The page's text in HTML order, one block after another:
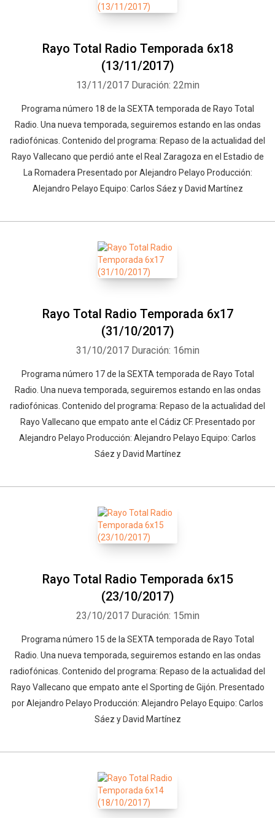
Rayo Total Radio Temporada 6x18
(13/11/2017)
13/11/2017 Duración: 22min
Programa número 18 de la SEXTA temporada de Rayo Total
Radio. Una nueva temporada, seguiremos estando en las ondas
radiofónicas. Contenido del programa: Repaso de la actualidad del
Rayo Vallecano que perdió ante el Real Zaragoza en el Estadio de
La Romadera Presentado por Alejandro Pelayo Producción:
Alejandro Pelayo Equipo: Carlos Sáez y David Martínez
Rayo Total Radio Temporada 6x17
(31/10/2017)
31/10/2017 Duración: 16min
Programa número 17 de la SEXTA temporada de Rayo Total
Radio. Una nueva temporada, seguiremos estando en las ondas
radiofónicas. Contenido del programa: Repaso de la actualidad del
Rayo Vallecano que empato ante el Cádiz CF. Presentado por
Alejandro Pelayo Producción: Alejandro Pelayo Equipo: Carlos
Sáez y David Martínez
Rayo Total Radio Temporada 6x15
(23/10/2017)
23/10/2017 Duración: 15min
Programa número 15 de la SEXTA temporada de Rayo Total
Radio. Una nueva temporada, seguiremos estando en las ondas
radiofónicas. Contenido del programa: Repaso de la actualidad del
Rayo Vallecano que empato ante el Sporting de Gijón. Presentado
por Alejandro Pelayo Producción: Alejandro Pelayo Equipo: Carlos
Sáez y David Martínez